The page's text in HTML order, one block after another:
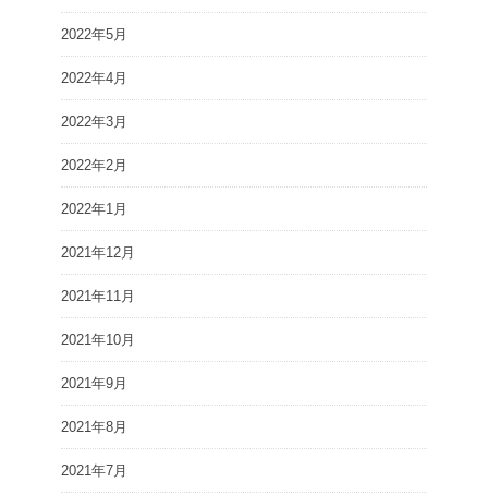
2022年5月
2022年4月
2022年3月
2022年2月
2022年1月
2021年12月
2021年11月
2021年10月
2021年9月
2021年8月
2021年7月